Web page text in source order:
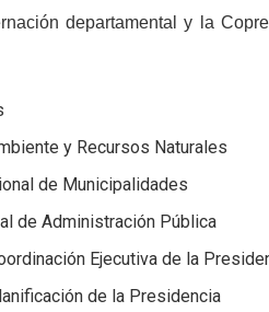
departamental y la
y Recursos Naturales
de Municipalidades
de Administración Pública
Ejecutiva de la
de la Presidencia